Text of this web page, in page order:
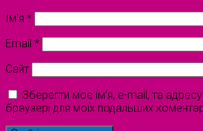
Ім'я *
Email *
Сайт
Зберегти моє ім'я, e-mail, та
браузері для моїх подальших